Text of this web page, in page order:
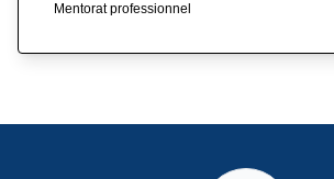
Mentorat professionnel